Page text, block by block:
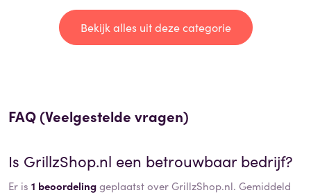
Bekijk alles uit deze categorie
FAQ (Veelgestelde vragen)
Is GrillzShop.nl een betrouwbaar bedrijf?
Er is 1 beoordelinggeplaatst over GrillzShop.nl. Gemiddeld